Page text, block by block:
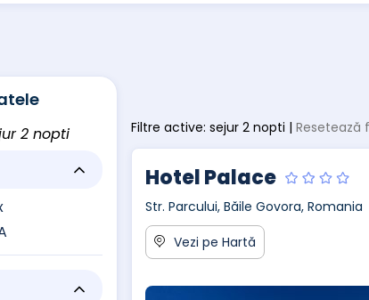
2 nopti
Filtre active: sejur 2 nopti | Resetează
Hotel Palace
Str. Parcului, Băile Govora, Romania
Vezi pe Hartă